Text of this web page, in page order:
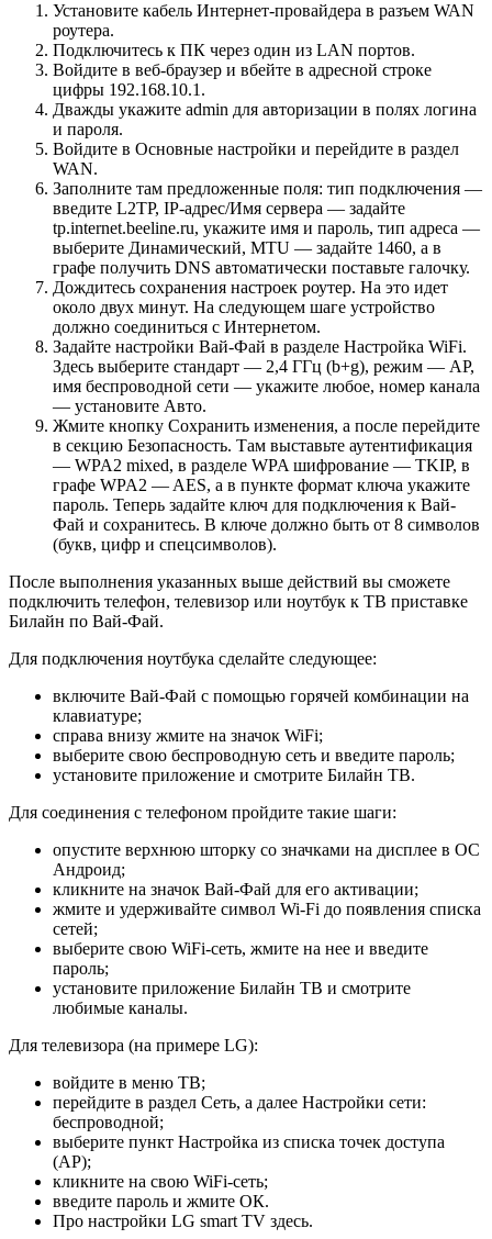
Установите кабель Интернет-провайдера в разъем WAN
роутера.
Подключитесь к ПК через один из LAN портов.
Войдите в веб-браузер и вбейте в адресной строке
цифры 192.168.10.1.
Дважды укажите admin для авторизации в полях логина
и пароля.
Войдите в Основные настройки и перейдите в раздел
WAN.
Заполните там предложенные поля: тип подключения —
введите L2TP, IP-адрес/Имя сервера — задайте
tp.internet.beeline.ru, укажите имя и пароль, тип адреса —
выберите Динамический, MTU — задайте 1460, а в
графе получить DNS автоматически поставьте галочку.
Дождитесь сохранения настроек роутер. На это идет
около двух минут. На следующем шаге устройство
должно соединиться с Интернетом.
Задайте настройки Вай-Фай в разделе Настройка WiFi.
Здесь выберите стандарт — 2,4 ГГц (b+g), режим — АР,
имя беспроводной сети — укажите любое, номер канала
— установите Авто.
Жмите кнопку Сохранить изменения, а после перейдите
в секцию Безопасность. Там выставьте аутентификация
— WPA2 mixed, в разделе WPA шифрование — TKIP, в
графе WPA2 — AES, а в пункте формат ключа укажите
пароль. Теперь задайте ключ для подключения к Вай-
Фай и сохранитесь. В ключе должно быть от 8 символов
(букв, цифр и спецсимволов).
После выполнения указанных выше действий вы сможете
подключить телефон, телевизор или ноутбук к ТВ приставке
Билайн по Вай-Фай.
Для подключения ноутбука сделайте следующее:
включите Вай-Фай с помощью горячей комбинации на
клавиатуре;
справа внизу жмите на значок WiFi;
выберите свою беспроводную сеть и введите пароль;
установите приложение и смотрите Билайн ТВ.
Для соединения с телефоном пройдите такие шаги:
опустите верхнюю шторку со значками на дисплее в ОС
Андроид;
кликните на значок Вай-Фай для его активации;
жмите и удерживайте символ Wi-Fi до появления списка
сетей;
выберите свою WiFi-сеть, жмите на нее и введите
пароль;
установите приложение Билайн ТВ и смотрите
любимые каналы.
Для телевизора (на примере LG):
войдите в меню ТВ;
перейдите в раздел Сеть, а далее Настройки сети:
беспроводной;
выберите пункт Настройка из списка точек доступа
(АР);
кликните на свою WiFi-сеть;
введите пароль и жмите ОК.
Про настройки LG smart TV здесь.